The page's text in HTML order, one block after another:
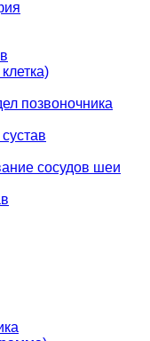
позвоночника
сосудов шеи